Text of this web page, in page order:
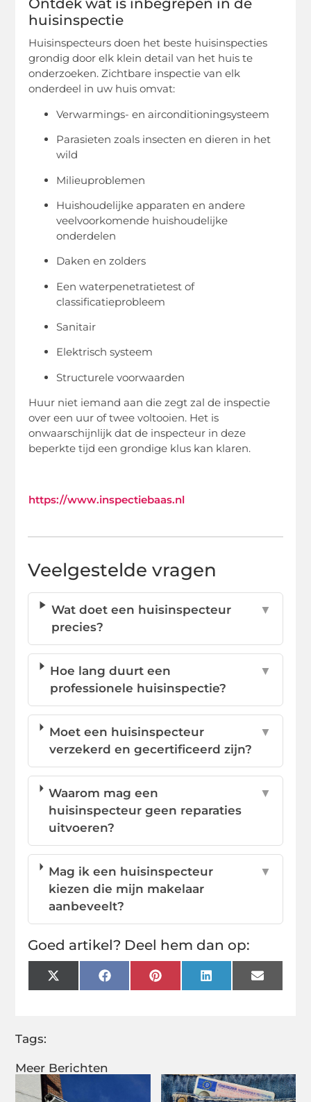
Meer Berichten
Ontdek wat is inbegrepen in de
huisinspectie
Huisinspecteurs doen het beste huisinspecties
grondig door elk klein detail van het huis te
onderzoeken. Zichtbare inspectie van elk
onderdeel in uw huis omvat:
Verwarmings- en airconditioningsysteem
Parasieten zoals insecten en dieren in het
wild
Milieuproblemen
Huishoudelijke apparaten en andere
veelvoorkomende huishoudelijke
onderdelen
Daken en zolders
Een waterpenetratietest of
classificatieprobleem
Sanitair
Elektrisch systeem
Structurele voorwaarden
Huur niet iemand aan die zegt zal de inspectie
over een uur of twee voltooien. Het is
onwaarschijnlijk dat de inspecteur in deze
beperkte tijd een grondige klus kan klaren.
https://www.inspectiebaas.nl
Veelgestelde vragen
Wat doet een huisinspecteur
precies?
▼
Hoe lang duurt een
professionele huisinspectie?
▼
Moet een huisinspecteur
verzekerd en gecertificeerd zijn?
▼
Waarom mag een
huisinspecteur geen reparaties
uitvoeren?
▼
Mag ik een huisinspecteur
kiezen die mijn makelaar
aanbeveelt?
▼
Goed artikel? Deel hem dan op:
X
(Twitter)
FacebookPinterestLinkedInEmail
Tags: